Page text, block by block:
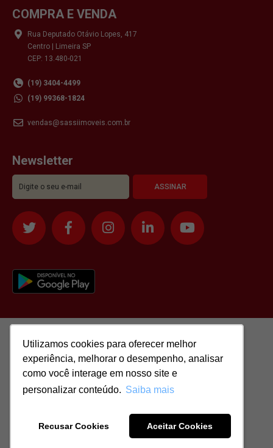
Utilizamos cookies para oferecer melhor
experiência, melhorar o desempenho, analisar
como você interage em nosso site e
personalizar conteúdo. Saiba mais
Recusar Cookies Aceitar Cookies
Utilizamos cookies para oferecer melhor
experiência, melhorar o desempenho, analisar
como você interage em nosso site e
personalizar conteúdo. Saiba mais
Recusar Cookies Aceitar Cookies
COMPRA E VENDA
Rua Deputado Otávio Lopes, 417
Centro | Limeira SP
CEP: 13.480-021
(19) 3404-4499
(19) 99368-1824
vendas@sassiimoveis.com.br
Newsletter
51.417.293/0001-48 | CRECI: J-04970/1